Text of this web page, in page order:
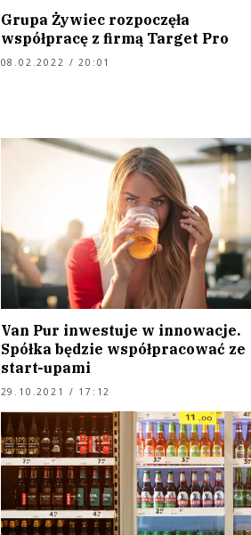
Grupa Żywiec rozpoczęła
współpracę z firmą Target Pro
08.02.2022 / 20:01
Van Pur inwestuje w innowacje.
Spółka będzie współpracować ze
start-upami
29.10.2021 / 17:12